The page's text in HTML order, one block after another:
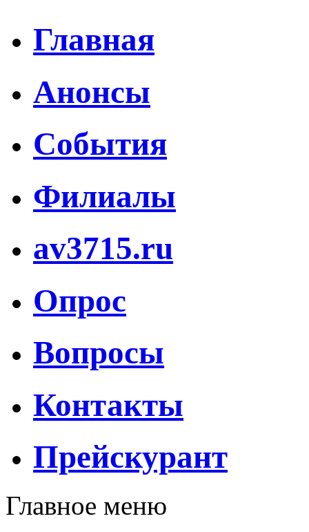
Главная
Анонсы
События
Филиалы
av3715.ru
Опрос
Вопросы
Контакты
Прейскурант
Главное меню